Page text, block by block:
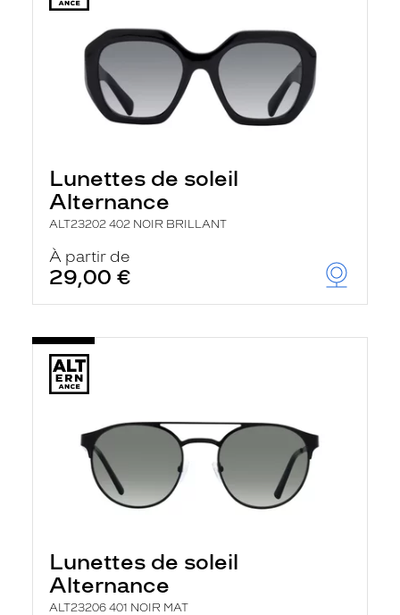
Lunettes de soleil
Alternance
ALT23202 402 NOIR BRILLANT
À partir de
29,00 €
Lunettes de soleil
Alternance
ALT23206 401 NOIR MAT